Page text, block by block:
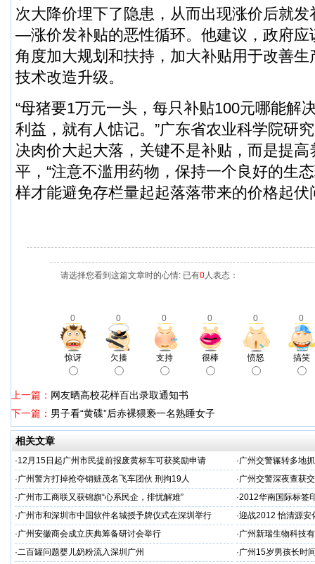
次大降价埋下了隐患，从而出现涨价后就
—涨价发补贴的恶性循环。他建议，政府应
角度加大规划和扶持，加大补贴用于改善
技术改造升级。
“母猪要1万元一头，每只补贴100元哪能解
利益，就有人惦记。”广东省农业科学院研
决肉价大起大落，关键不是补贴，而是提
平，“注意不滥用药物，保持一个良好的生
样才能避免存栏量起起落落带来的价格起伏
请选择您看到这篇文章时的心情: 已有0人表态：
0 0 0 0 0 0
惊讶 欠揍 支持 很棒 愤怒 搞笑
上一篇： 网友晒高校花样百出录取通知书
下一篇： 男子看“黄碟”后赤裸猥亵一名熟睡女子
相关文章
·12月15日起广州市民提前报废黄标车可获奖励申请 ·广州交警辗转多地
·广州警方打掉抢夺销赃茂名飞车团伙 刑拘19人 ·广州交警深夜查获
·广州市工商联又获锦旗“心系民企，排忧解难” ·2012华南国际标签
·广州市和深圳市中国软件名城授予牌仪式在深圳举行 ·迎战2012 怡清源安
·广州安徽商会成立庆典筹备研讨会举行 ·广州新瑞生物科技
·二百罐问题婴儿奶粉流入深圳广州 ·广州15岁男孩长时